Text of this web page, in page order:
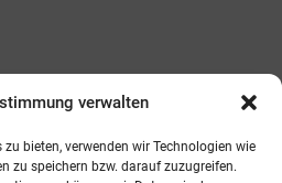
verwalten
bieten, verwenden wir Technologien wie
zu speichern bzw. darauf zuzugreifen.
Cookie-Richtlinie (EU)